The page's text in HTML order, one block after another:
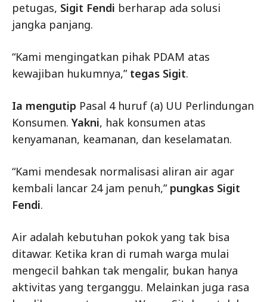
petugas, Sigit Fendi berharap ada solusi
jangka panjang.
“Kami mengingatkan pihak PDAM atas
kewajiban hukumnya,” tegas Sigit.
Ia mengutip Pasal 4 huruf (a) UU Perlindungan
Konsumen. Yakni, hak konsumen atas
kenyamanan, keamanan, dan keselamatan.
“Kami mendesak normalisasi aliran air agar
kembali lancar 24 jam penuh,” pungkas Sigit
Fendi.
Air adalah kebutuhan pokok yang tak bisa
ditawar. Ketika kran di rumah warga mulai
mengecil bahkan tak mengalir, bukan hanya
aktivitas yang terganggu. Melainkan juga rasa